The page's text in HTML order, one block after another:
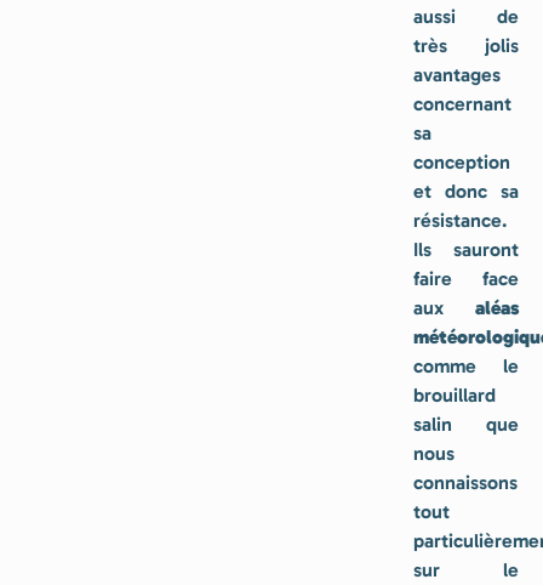
aussi de
très jolis
avantages
concernant
sa
conception
et donc sa
résistance.
Ils sauront
faire face
aux aléas
comme le
brouillard
salin que
nous
connaissons
tout
sur le